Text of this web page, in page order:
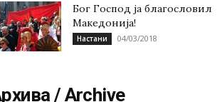
Бог Господ ја благословил
Македонија!
Настани 04/03/2018
/ Archive